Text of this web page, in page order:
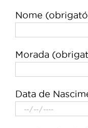
Nome
Morada
Data de